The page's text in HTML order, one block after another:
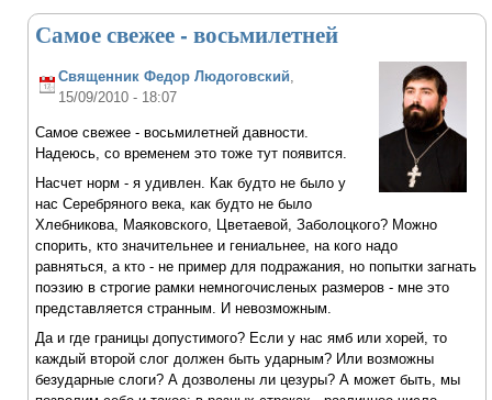
Самое свежее - восьмилетней
Священник Федор Людоговский
15/09/2010 - 18:07
Самое свежее - восьмилетней давности.
Надеюсь, со временем это тоже тут появится.
Насчет норм - я удивлен. Как будто не было у
нас Серебряного века, как будто не было
Хлебникова, Маяковского, Цветаевой, Заболоцкого? Можно
спорить, кто значительнее и гениальнее, на кого надо
равняться, а кто - не пример для подражания, но попытки загнать
поэзию в строгие рамки немногочисленых размеров - мне это
представляется странным. И невозможным.
Да и где границы допустимого? Если у нас ямб или хорей, то
каждый второй слог должен быть ударным? Или возможны
безударные слоги? А дозволены ли цезуры? А может быть, мы